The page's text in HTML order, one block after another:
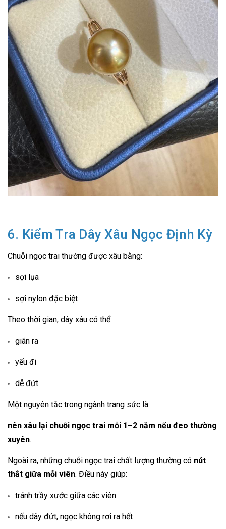
6. Kiểm Tra Dây Xâu Ngọc Định Kỳ
Chuỗi ngọc trai thường được xâu bằng:
sợi lụa
sợi nylon đặc biệt
Theo thời gian, dây xâu có thể:
giãn ra
yếu đi
dễ đứt
Một nguyên tắc trong ngành trang sức là:
nên xâu lại chuỗi ngọc trai mỗi 1–2 năm nếu đeo thường
xuyên.
Ngoài ra, những chuỗi ngọc trai chất lượng thường có nút
thắt giữa mỗi viên. Điều này giúp:
tránh trầy xước giữa các viên
nếu dây đứt, ngọc không rơi ra hết